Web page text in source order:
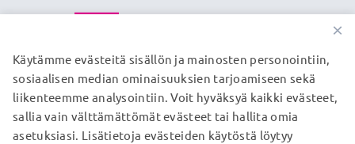
TOIMITUSKUMPPANIMME
© subtel.fi 2026
Kaikki hinnat sisältävät arvonlisäveron, mutta ei
×
Käytämme evästeitä sisällön ja mainosten personointiin,
sosiaalisen median ominaisuuksien tarjoamiseen sekä
liikenteemme analysointiin. Voit hyväksyä kaikki evästeet,
sallia vain välttämättömät evästeet tai hallita omia
asetuksiasi. Lisätietoja evästeiden käytöstä löytyy